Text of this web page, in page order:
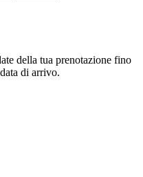
della tua prenotazione fino
di arrivo.